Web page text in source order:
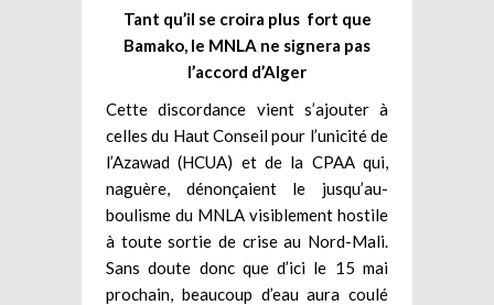
Tant qu’il se croira plus fort que
Bamako, le MNLA ne signera pas
l’accord d’Alger
Cette discordance vient s’ajouter à
celles du Haut Conseil pour l’unicité de
l’Azawad (HCUA) et de la CPAA qui,
naguère, dénonçaient le jusqu’au-
boulisme du MNLA visiblement hostile
à toute sortie de crise au Nord-Mali.
Sans doute donc que d’ici le 15 mai
prochain, beaucoup d’eau aura coulé